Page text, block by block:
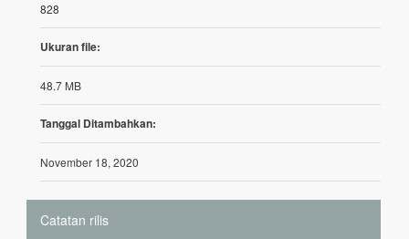
828
Ukuran file:
48.7 MB
Tanggal Ditambahkan:
November 18, 2020
Catatan rilis